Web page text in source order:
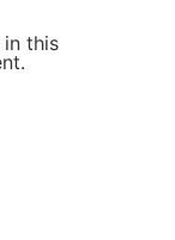
in this